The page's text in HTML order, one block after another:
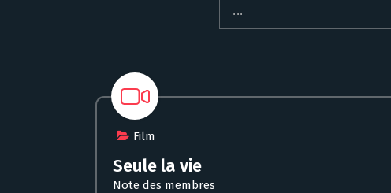
Film
Seule la vie
Note des membres